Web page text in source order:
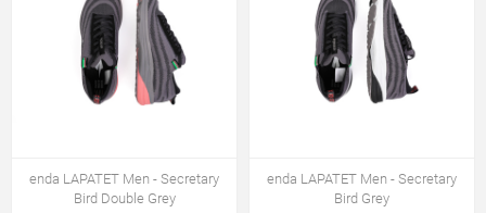
enda LAPATET Men - Secretary
Bird Double Grey
enda LAPATET Men - Secretary
Bird Grey